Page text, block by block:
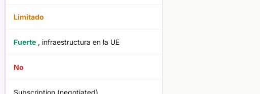
Limitado
Fuerte , infraestructura en la UE
No
Subscription (negotiated)